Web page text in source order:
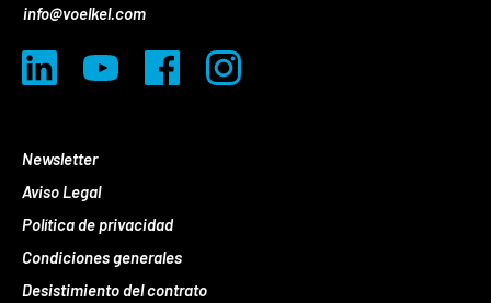
info@voelkel.com
Newsletter
Aviso Legal
Política de privacidad
Condiciones generales
Desistimiento del contrato